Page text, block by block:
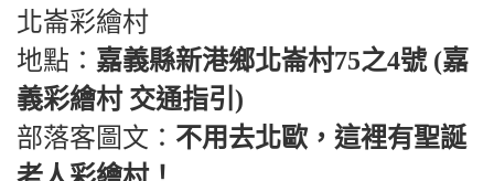
北崙彩繪村
地點： 嘉義縣新港鄉北崙村75之4號 (嘉
義彩繪村 交通指引)
部落客圖文： 不用去北歐，這裡有聖誕